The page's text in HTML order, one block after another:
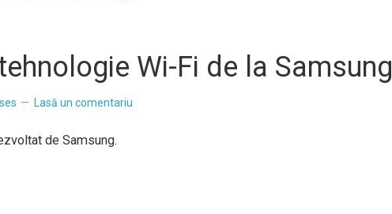
Wi-Fi de la Samsung
Lasă un comentariu
de Samsung.